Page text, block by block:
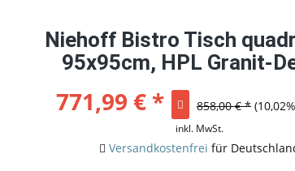
Niehoff Bistro Tisch
95x95cm, HPL Granit-
771,99 € * 858,00 € *
inkl. MwSt.
Versandkostenfrei für